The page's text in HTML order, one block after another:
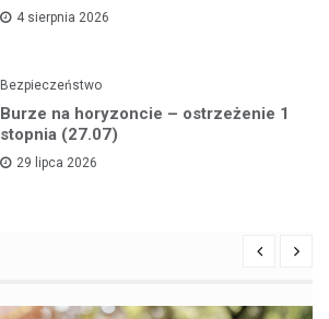
4 sierpnia 2026
Bezpieczeństwo
Burze na horyzoncie – ostrzeżenie 1
stopnia (27.07)
29 lipca 2026